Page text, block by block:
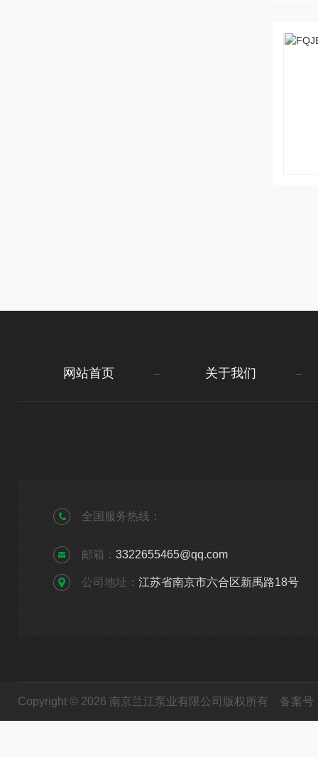
网站首页 关于我们
全国服务热线：
邮箱： 3322655465@qq.com
公司地址： 江苏省南京市六合区新禹路18号
Copyright © 2026 南京兰江泵业有限公司版权所有 备案号